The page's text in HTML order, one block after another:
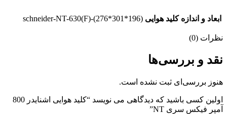
ابعاد و اندازه کلید هوایی schneider-NT-630(F)-(276*301*196)
نظرات (0)
نقد و بررسی‌ها
هنوز بررسی‌ای ثبت نشده است.
اولین کسی باشید که دیدگاهی می نویسد “کلید هوایی اشنایدر 800
آمپر فیکس سری NT”